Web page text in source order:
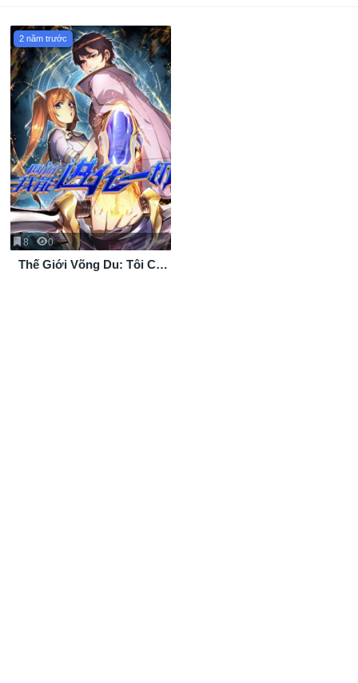
2 năm trước
8 0
Thế Giới Võng Du: Tôi Có